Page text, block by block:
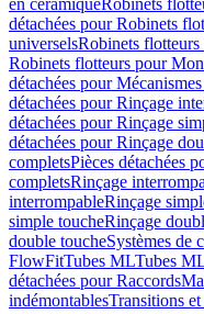
en céramiqueRobinets
détachées pour Robinets
universelsRobinets
Robinets flotteurs pour
détachées pour
détachées pour Rinçage
détachées pour Rinçage
détachées pour Rinçage
completsPièces détachées
completsRinçage
interrompableRinçage
simple toucheRinçage
double toucheSystèmes de
FlowFitTubes MLTubes
détachées pour Raccords
indémontablesTransitions